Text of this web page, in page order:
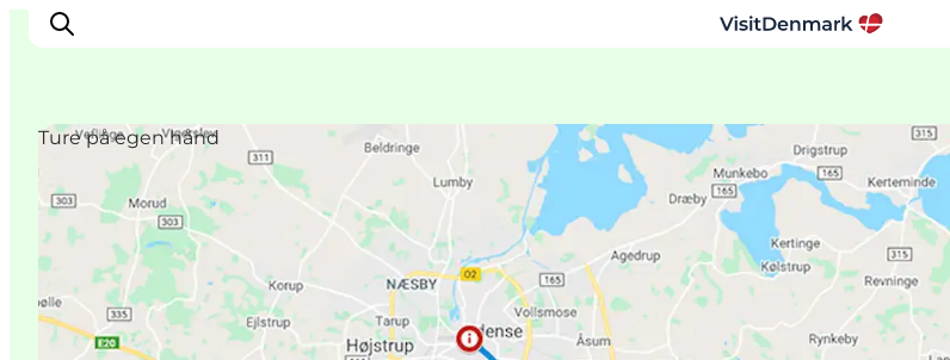
Inspirasjon
Reisemål
Aktiviteter
Overnatting
Planlegg reisen
Ture på egen hånd